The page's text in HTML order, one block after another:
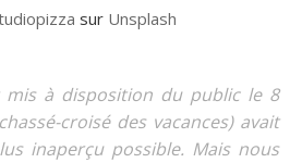
sur Unsplash
à disposition du public le 8
croisé des vacances) avait
inaperçu possible. Mais nous